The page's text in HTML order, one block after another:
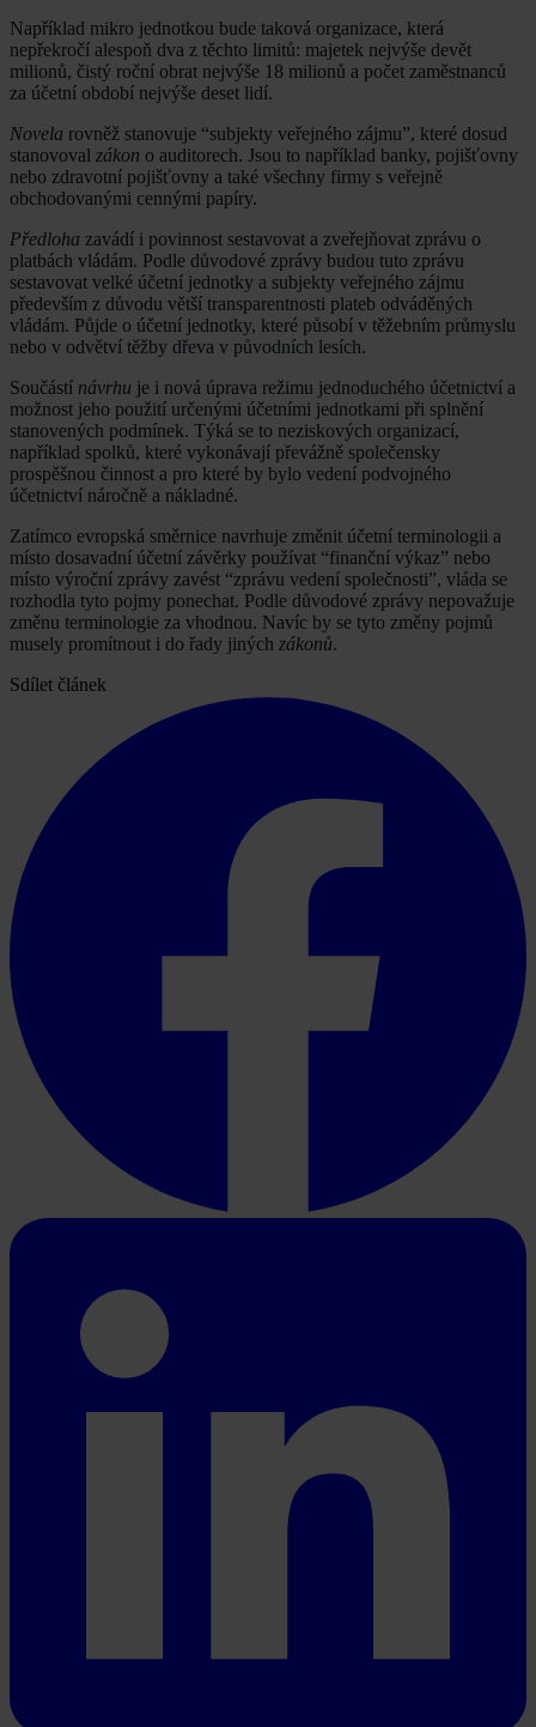
Například mikro jednotkou bude taková organizace, která
nepřekročí alespoň dva z těchto limitů: majetek nejvýše devět
milionů, čistý roční obrat nejvýše 18 milionů a počet zaměstnanců
za účetní období nejvýše deset lidí.
Novela rovněž stanovuje “subjekty veřejného zájmu”, které dosud
stanovoval zákon o auditorech. Jsou to například banky, pojišťovny
nebo zdravotní pojišťovny a také všechny firmy s veřejně
obchodovanými cennými papíry.
Předloha zavádí i povinnost sestavovat a zveřejňovat zprávu o
platbách vládám. Podle důvodové zprávy budou tuto zprávu
sestavovat velké účetní jednotky a subjekty veřejného zájmu
především z důvodu větší transparentnosti plateb odváděných
vládám. Půjde o účetní jednotky, které působí v těžebním průmyslu
nebo v odvětví těžby dřeva v původních lesích.
Součástí návrhu je i nová úprava režimu jednoduchého účetnictví a
možnost jeho použití určenými účetními jednotkami při splnění
stanovených podmínek. Týká se to neziskových organizací,
například spolků, které vykonávají převážně společensky
prospěšnou činnost a pro které by bylo vedení podvojného
účetnictví náročně a nákladné.
Zatímco evropská směrnice navrhuje změnit účetní terminologii a
místo dosavadní účetní závěrky používat “finanční výkaz” nebo
místo výroční zprávy zavést “zprávu vedení společnosti”, vláda se
rozhodla tyto pojmy ponechat. Podle důvodové zprávy nepovažuje
změnu terminologie za vhodnou. Navíc by se tyto změny pojmů
musely promítnout i do řady jiných zákonů.
Sdílet článek